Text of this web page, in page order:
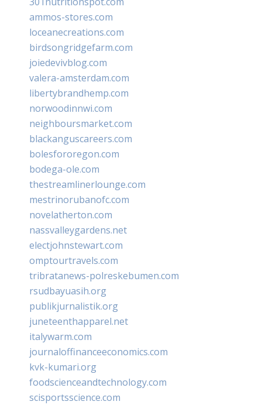
ammos-stores.com
loceanecreations.com
birdsongridgefarm.com
joiedevivblog.com
valera-amsterdam.com
libertybrandhemp.com
norwoodinnwi.com
neighboursmarket.com
blackanguscareers.com
bolesfororegon.com
bodega-ole.com
thestreamlinerlounge.com
mestrinorubanofc.com
novelatherton.com
nassvalleygardens.net
electjohnstewart.com
omptourtravels.com
tribratanews-polreskebumen.com
rsudbayuasih.org
publikjurnalistik.org
juneteenthapparel.net
italywarm.com
journaloffinanceeconomics.com
kvk-kumari.org
foodscienceandtechnology.com
scisportsscience.com